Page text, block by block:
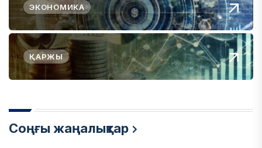
ЭКОНОМИКА
ҚАРЖЫ
Соңғы жаңалықтар